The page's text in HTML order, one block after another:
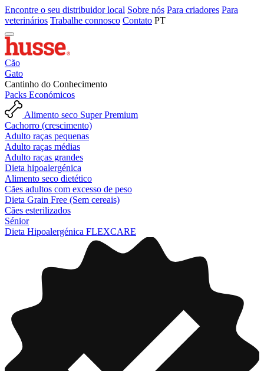
Encontre o seu distribuidor local Sobre nós Para criadores Para
veterinários Trabalhe connosco Contato PT
Cão
Gato
Cantinho do Conhecimento
Packs Económicos
Alimento seco Super Premium
Cachorro (crescimento)
Adulto raças pequenas
Adulto raças médias
Adulto raças grandes
Dieta hipoalergénica
Alimento seco dietético
Cães adultos com excesso de peso
Dieta Grain Free (Sem cereais)
Cães esterilizados
Sénior
Dieta Hipoalergénica FLEXCARE